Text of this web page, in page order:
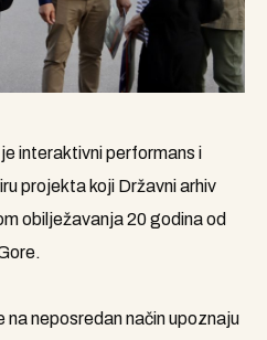
interaktivni performans i
projekta koji Državni arhiv
obilježavanja 20 godina od
na neposredan način upoznaju